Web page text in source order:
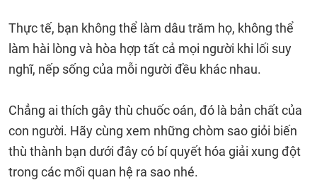
Thực tế, bạn không thể làm dâu trăm họ, không thể
làm hài lòng và hòa hợp tất cả mọi người khi lối suy
nghĩ, nếp sống của mỗi người đều khác nhau.
Chẳng ai thích gây thù chuốc oán, đó là bản chất của
con người. Hãy cùng xem những chòm sao giỏi biến
thù thành bạn dưới đây có bí quyết hóa giải xung đột
trong các mối quan hệ ra sao nhé.